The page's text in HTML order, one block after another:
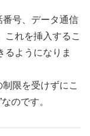
号、データ通信
これを挿入するこ
るようになりま
限を受けずにこ
のです。